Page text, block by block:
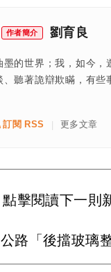
作者簡介 劉育良
墨的世界；我，如今，
、聽著詭辯欺瞞，有些
訂閱 RSS 更多文章
點擊閱讀下一則